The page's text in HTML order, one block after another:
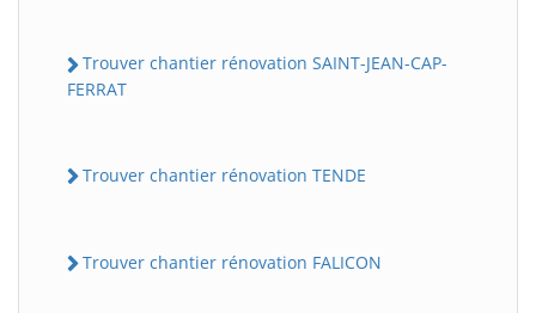
Trouver chantier rénovation SAINT-JEAN-CAP-
FERRAT
Trouver chantier rénovation TENDE
Trouver chantier rénovation FALICON